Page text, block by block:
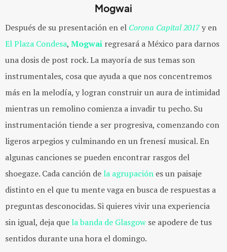
Mogwai
Después de su presentación en el Corona Capital 2017y en
El Plaza Condesa, Mogwai regresará a México para darnos
una dosis de post rock. La mayoría de sus temas son
instrumentales, cosa que ayuda a que nos concentremos
más en la melodía, y logran construir un aura de intimidad
mientras un remolino comienza a invadir tu pecho. Su
instrumentación tiende a ser progresiva, comenzando con
ligeros arpegios y culminando en un frenesí musical. En
algunas canciones se pueden encontrar rasgos del
shoegaze. Cada canción de la agrupación es un paisaje
distinto en el que tu mente vaga en busca de respuestas a
preguntas desconocidas. Si quieres vivir una experiencia
sin igual, deja que la banda de Glasgow se apodere de tus
sentidos durante una hora el domingo.